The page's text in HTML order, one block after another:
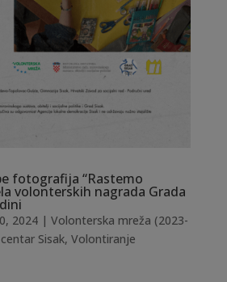
fotografija “Rastemo
volonterskih nagrada Grada
2024| Volonterska mreža (2023-
Sisak, Volontiranje